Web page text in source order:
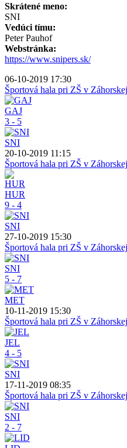
Skrátené meno:
SNI
Vedúci tímu:
Peter Pauhof
Webstránka:
https://www.snipers.sk/
06-10-2019 17:30
Športová hala pri ZŠ v
GAJ
3 - 5
SNI
20-10-2019 11:15
Športová hala pri ZŠ v
HUR
9 - 4
SNI
27-10-2019 15:30
Športová hala pri ZŠ v
SNI
5 - 7
MET
10-11-2019 15:30
Športová hala pri ZŠ v
JEL
4 - 5
SNI
17-11-2019 08:35
Športová hala pri ZŠ v
SNI
2 - 7